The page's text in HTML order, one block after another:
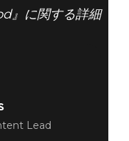
』に関する詳細
Lead